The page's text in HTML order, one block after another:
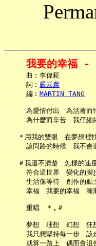
我要的幸福 -
     曲︰李偉菘
     詞︰
嚴云農
     編︰
MARTIN TANG
為愛情付出　為活著而
為什麼而辛苦　我仔細
＊用我的雙眼　在夢想裡
該問路的時候　我不會
＃我還不清楚　怎樣的速
符合這世界　變化的腳
生活像等待　創作的黏
幸福　我要的幸福　漸
     重唱　＊,＃
夢想　理想　幻想　狂
我只想堅持每一步　該
就算一路上　偶而會沮